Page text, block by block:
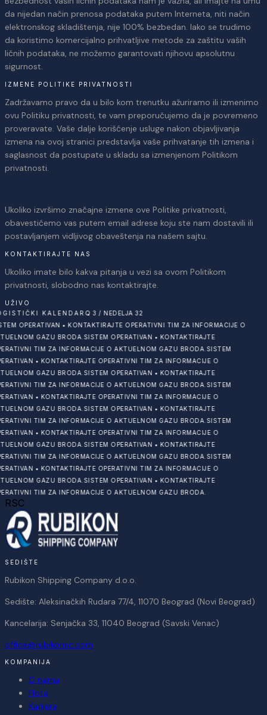
da nijedan način prenosa podataka putem Interneta, niti način
elektronskog skladištenja, nije 100% bezbedan. Iako se trudimo
da koristimo komercijalno prihvatljive metode za zaštitu vaših
ličnih podataka, ne možemo garantovati njihovu apsolutnu
sigurnost.
IZMENE POLITIKE PRIVATNOSTI
Zadržavamo pravo da u bilo kom trenutku ažuriramo ili izmenimo
ovu Politiku privatnosti, te vam preporučujemo da je povremeno
proveravate. Vaše dalje korišćenje usluge nakon objavljivanja
izmena na ovoj stranici predstavlja vaše prihvatanje tih izmena i
saglasnost da postupate u skladu sa izmenjenom Politikom
privatnosti.
Ukoliko izvršimo značajne izmene ove Politike privatnosti,
obavestićemo vas putem email adrese koju ste nam dostavili ili
postavljanjem vidljivog obaveštenja na našem sajtu.
KONTAKTIRAJTE NAS
Ukoliko imate bilo kakva pitanja u vezi sa ovom Politikom
privatnosti, slobodno nas kontaktirajte.
UŽIVO
KALENDAR Q 3 / NEDELJA 32
OPERATIVAN • KONTAKTIRAJTE OPERATIVNI TIM ZA INFORMACIJE O
GAZU BRODA. SISTEM OPERATIVAN• KONTAKTIRAJTE
TIM ZA INFORMACIJE O AKTUELNOM GAZU BRODA. SISTEM
• KONTAKTIRAJTE OPERATIVNI TIM ZA INFORMACIJE O
GAZU BRODA. SISTEM OPERATIVAN• KONTAKTIRAJTE
TIM ZA INFORMACIJE O AKTUELNOM GAZU BRODA. SISTEM
• KONTAKTIRAJTE OPERATIVNI TIM ZA INFORMACIJE O
GAZU BRODA. SISTEM OPERATIVAN• KONTAKTIRAJTE
TIM ZA INFORMACIJE O AKTUELNOM GAZU BRODA. SISTEM
• KONTAKTIRAJTE OPERATIVNI TIM ZA INFORMACIJE O
GAZU BRODA. SISTEM OPERATIVAN• KONTAKTIRAJTE
TIM ZA INFORMACIJE O AKTUELNOM GAZU BRODA. SISTEM
• KONTAKTIRAJTE OPERATIVNI TIM ZA INFORMACIJE O
GAZU BRODA. SISTEM OPERATIVAN• KONTAKTIRAJTE
TIM ZA INFORMACIJE O AKTUELNOM GAZU BRODA.
RSC
SEDIŠTE
Rubikon Shipping Company d.o.o.
Sedište: Aleksinačkih Rudara 77/4, 11070 Beograd (Novi Beograd)
Kancelarija: Senjačka 33, 11040 Beograd (Savski Venac)
office@rubikonsc.com
KOMPANIJA
O nama
Flota
Karijere